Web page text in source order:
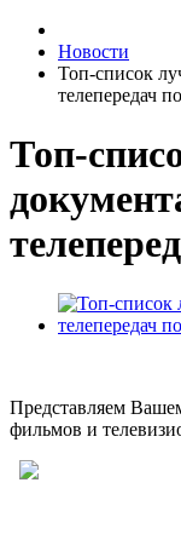
Новости
Топ-список
телепередач
Топ-
Представляем
фильмов и